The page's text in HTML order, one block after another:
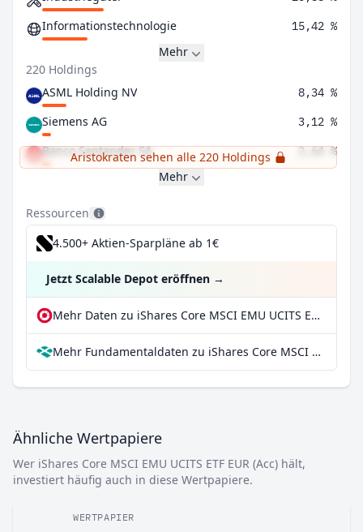
Informationstechnologie 15,42 %
Mehr
220 Holdings
ASML Holding NV
8,34 %
Siemens AG 3,12 %
Banco Santander SA 2,64 %
Aristokraten sehen alle 220 Holdings
Mehr
Ressourcen
4.500+ Aktien-Sparpläne ab 1€
Jetzt Scalable Depot eröffnen →
Mehr Daten zu iShares Core MSCI EMU UCITS ETF EUR (Acc) bei extraETF
Mehr Fundamentaldaten zu iShares Core MSCI EMU UCITS ETF EUR (Acc) bei Parqet
Ähnliche Wertpapiere
Wer iShares Core MSCI EMU UCITS ETF EUR (Acc) hält,
investiert häufig auch in diese Wertpapiere.
WERTPAPIER